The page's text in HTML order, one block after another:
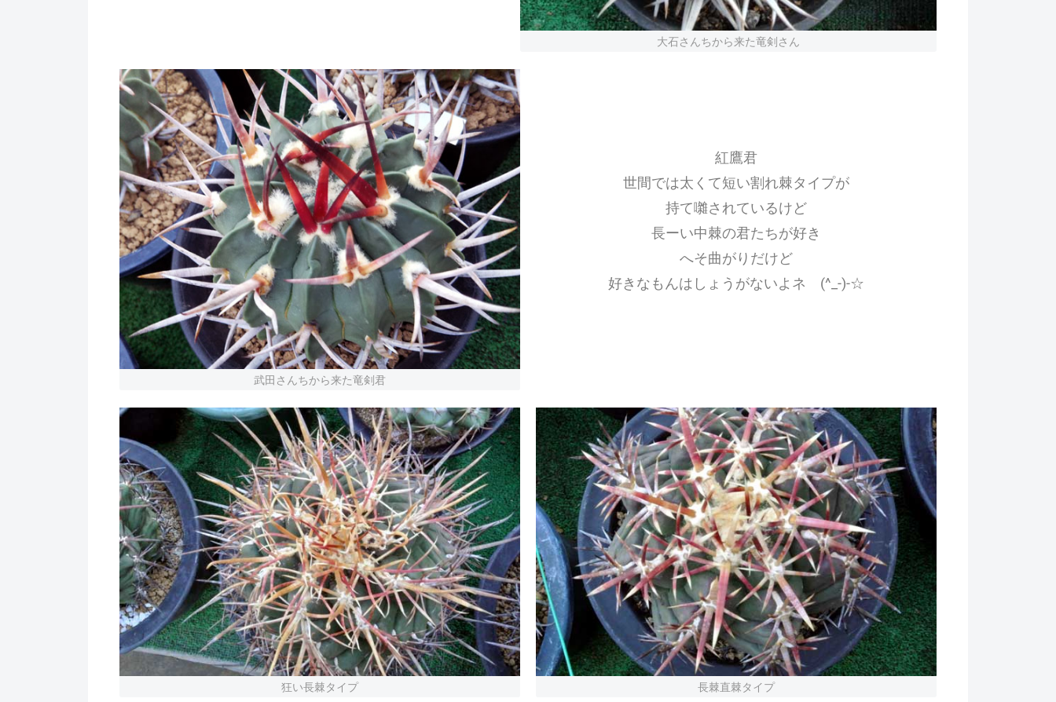
大石さんちから来た竜剣さん
武田さんちから来た竜剣君
紅鷹君
世間では太くて短い割れ棘タイプが
持て囃されているけど
長ーい中棘の君たちが好き
へそ曲がりだけど
好きなもんはしょうがないよネ (^_-)-☆
狂い長棘タイプ 長棘直棘タイプ